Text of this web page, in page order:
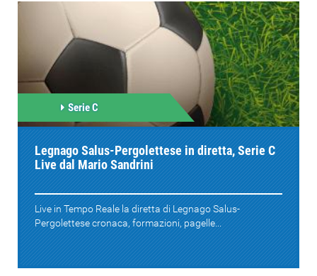
Serie C
Legnago Salus-Pergolettese in diretta, Serie C
Live dal Mario Sandrini
Live in Tempo Reale la diretta di Legnago Salus-
Pergolettese cronaca, formazioni, pagelle...